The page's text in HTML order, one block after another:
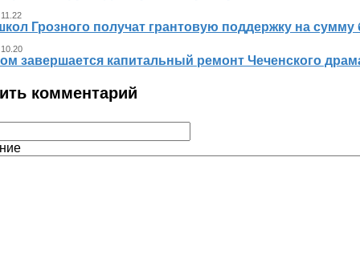
Грозного получат грантовую поддержку на
завершается капитальный ремонт Чеченского
комментарий